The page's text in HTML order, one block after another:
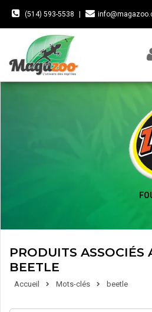
(514) 593-5538
PRODUITS ASSOCIÉS
BEETLE
Accueil Mots-clés beetle